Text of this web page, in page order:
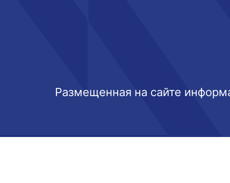
Размещенная на сайте